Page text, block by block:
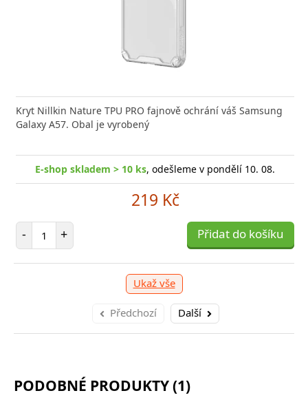
Kryt Nillkin Nature TPU PRO fajnově ochrání váš Samsung
Galaxy A57. Obal je vyrobený
E-shop skladem > 10 ks, odešleme v pondělí 10. 08.
219 Kč
- Počet položek
+ Přidat do košíku
Ukaž vše
Předchozí Další
PODOBNÉ PRODUKTY (1)